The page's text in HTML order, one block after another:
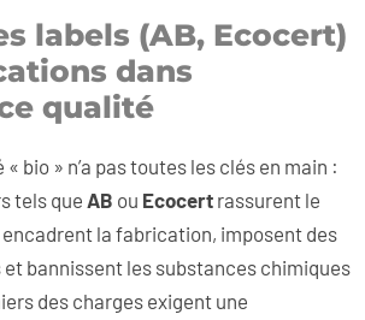
labels (AB, Ecocert)
dans
qualité
bio » n’a pas toutes les clés en main :
tels que AB ou Ecocert rassurent le
la fabrication, imposent des
bannissent les substances chimiques
des charges exigent une